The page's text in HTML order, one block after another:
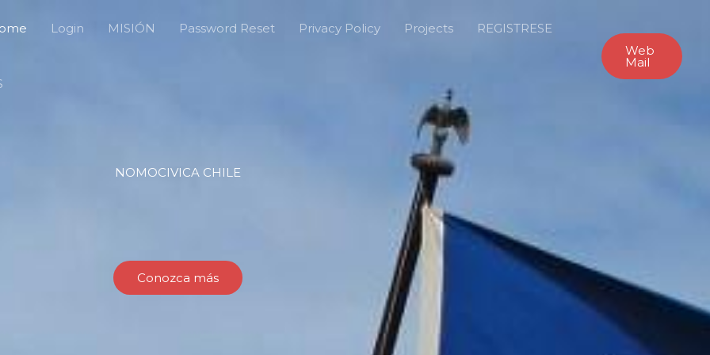
Login MISIÓN Password Reset Privacy Policy Projects REGISTRESE
Web
Mail
NOMOCIVICA CHILE
Conozca más